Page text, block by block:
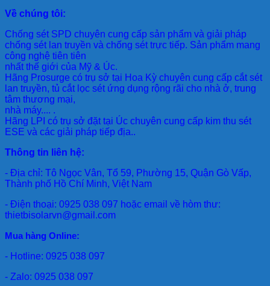
Về chúng tôi:
Chống sét SPD chuyên cung cấp sản phẩm và giải pháp
chống sét lan truyền và chống sét trực tiếp. Sản phẩm mang
công nghệ tiên tiên
nhất thế giới của Mỹ & Úc.
Hãng Prosurge có trụ sở tại Hoa Kỳ chuyên cung cấp cắt sét
lan truyền, tủ cắt lọc sét ứng dụng rộng rãi cho nhà ở, trung
tâm thương mại,
nhà máy.... .
Hãng LPI có trụ sở đặt tại Úc chuyên cung cấp kim thu sét
ESE và các giải pháp tiếp địa..
Thông tin liên hệ:
- Địa chỉ: Tô Ngọc Vân, Tổ 59, Phường 15, Quận Gò Vấp,
Thành phố Hồ Chí Minh, Việt Nam
- Điện thoại: 0925 038 097 hoặc email về hòm thư:
thietbisolarvn@gmail.com
Mua hàng Online:
- Hotline: 0925 038 097
- Zalo: 0925 038 097